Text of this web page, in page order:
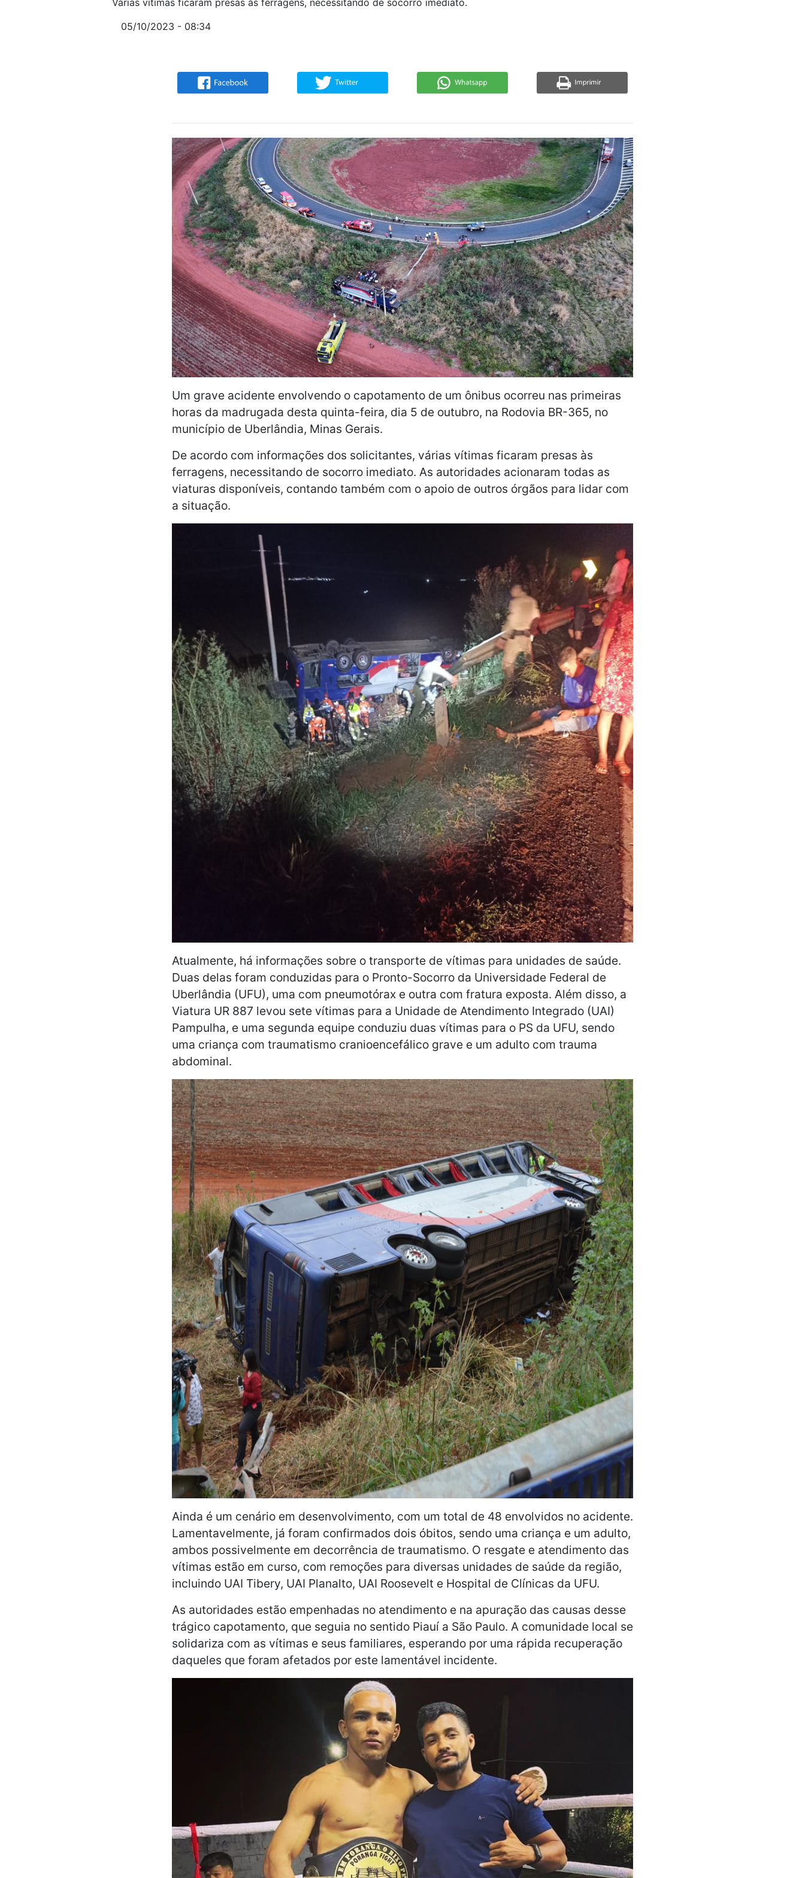
Várias vítimas ficaram presas às ferragens, necessitando de socorro imediato.
05/10/2023 - 08:34
Um grave acidente envolvendo o capotamento de um ônibus ocorreu nas primeiras
horas da madrugada desta quinta-feira, dia 5 de outubro, na Rodovia BR-365, no
município de Uberlândia, Minas Gerais.
De acordo com informações dos solicitantes, várias vítimas ficaram presas às
ferragens, necessitando de socorro imediato. As autoridades acionaram todas as
viaturas disponíveis, contando também com o apoio de outros órgãos para lidar com
a situação.
Atualmente, há informações sobre o transporte de vítimas para unidades de saúde.
Duas delas foram conduzidas para o Pronto-Socorro da Universidade Federal de
Uberlândia (UFU), uma com pneumotórax e outra com fratura exposta. Além disso, a
Viatura UR 887 levou sete vítimas para a Unidade de Atendimento Integrado (UAI)
Pampulha, e uma segunda equipe conduziu duas vítimas para o PS da UFU, sendo
uma criança com traumatismo cranioencefálico grave e um adulto com trauma
abdominal.
Ainda é um cenário em desenvolvimento, com um total de 48 envolvidos no acidente.
Lamentavelmente, já foram confirmados dois óbitos, sendo uma criança e um adulto,
ambos possivelmente em decorrência de traumatismo. O resgate e atendimento das
vítimas estão em curso, com remoções para diversas unidades de saúde da região,
incluindo UAI Tibery, UAI Planalto, UAI Roosevelt e Hospital de Clínicas da UFU.
As autoridades estão empenhadas no atendimento e na apuração das causas desse
trágico capotamento, que seguia no sentido Piauí a São Paulo. A comunidade local se
solidariza com as vítimas e seus familiares, esperando por uma rápida recuperação
daqueles que foram afetados por este lamentável incidente.